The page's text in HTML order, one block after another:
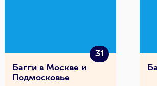
31
Багги в Москве и
Подмосковье